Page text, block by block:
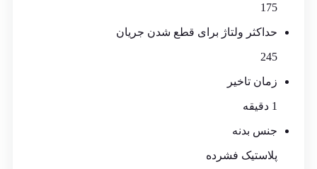
175
حداکثر ولتاژ برای قطع شدن جریان
245
زمان تاخیر
1 دقیقه
جنس بدنه
پلاستیک فشرده